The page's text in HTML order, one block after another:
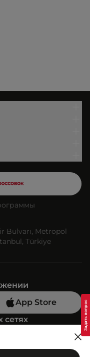
Bulvarı, Metropol
Türkiye
App Store
сетях